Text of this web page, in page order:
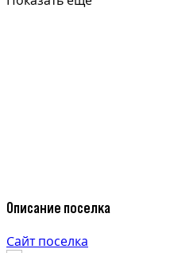
Описание поселка
Сайт поселка